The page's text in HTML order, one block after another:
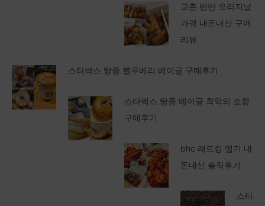
교촌 반반 오리지날
가격 내돈내산 구매
리뷰
스타벅스 탕종 블루베리 베이글 구매후기
스타벅스 탕종 베이글 최악의 조합
구매후기
bhc 레드킹 맵기 내
돈내산 솔직후기
스타